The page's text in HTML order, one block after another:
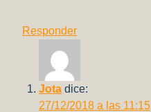
Responder
Jota dice:
27/12/2018 a las 11:15